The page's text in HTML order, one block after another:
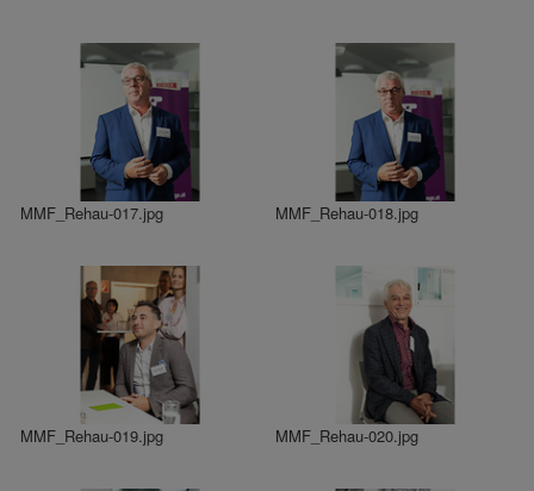
MMF_Rehau-017.jpg MMF_Rehau-018.jpg
MMF_Rehau-019.jpg MMF_Rehau-020.jpg